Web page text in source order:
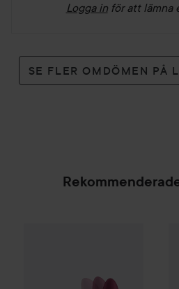
Logga in för att lämna
SE FLER OMDÖMEN PÅ